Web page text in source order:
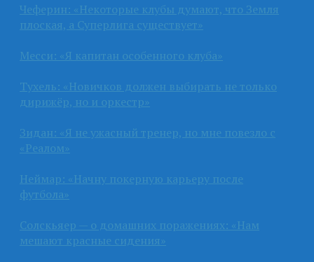
Чеферин: «Некоторые клубы думают, что Земля
плоская, а Суперлига существует»
Месси: «Я капитан особенного клуба»
Тухель: «Новичков должен выбирать не только
дирижёр, но и оркестр»
Зидан: «Я не ужасный тренер, но мне повезло с
«Реалом»
Неймар: «Начну покерную карьеру после
футбола»
Солскьяер — о домашних поражениях: «Нам
мешают красные сидения»